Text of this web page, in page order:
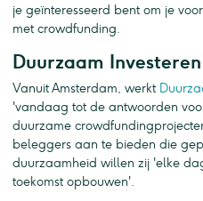
je geïnteresseerd bent om je
met crowdfunding.
Duurzaam
Vanuit Amsterdam, werkt
'vandaag tot de antwoorden
duurzame
beleggers aan te bieden die
duurzaamheid willen zij 'elke
toekomst opbouwen'.